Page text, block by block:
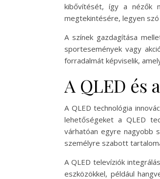
kibővítését, így a nézők
megtekintésére, legyen
A színek gazdagítása
sportesemények vagy
forradalmát képviselik,
A QLED és
A QLED technológia
lehetőségeket a QLED
várhatóan egyre nagyobb
személyre szabott
A QLED televíziók
eszközökkel, például